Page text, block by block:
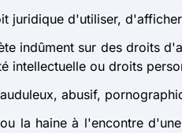
juridique d'utiliser,
indûment sur des droits
intellectuelle ou droits
abusif,
la haine à l'encontre